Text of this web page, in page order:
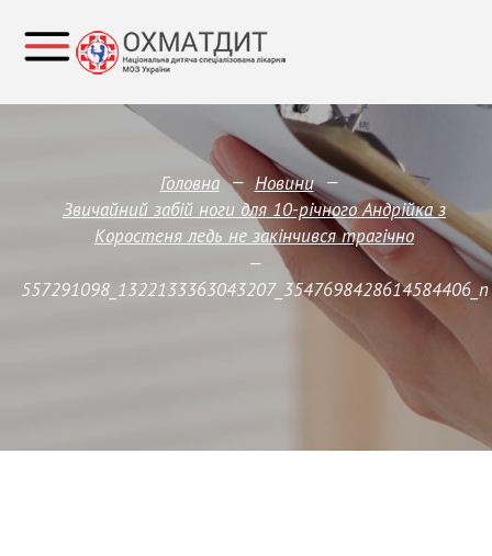
Головна — Новини —
Звичайний забій ноги для 10-річного Андрійка з
Коростеня ледь не закінчився трагічно
—
557291098_1322133363043207_3547698428614584406_n